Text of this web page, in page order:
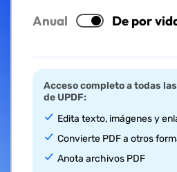
Anual De por
Acceso completo a todas
de UPDF:
Edita texto, imágenes y
Convierte PDF a otros
Anota archivos PDF